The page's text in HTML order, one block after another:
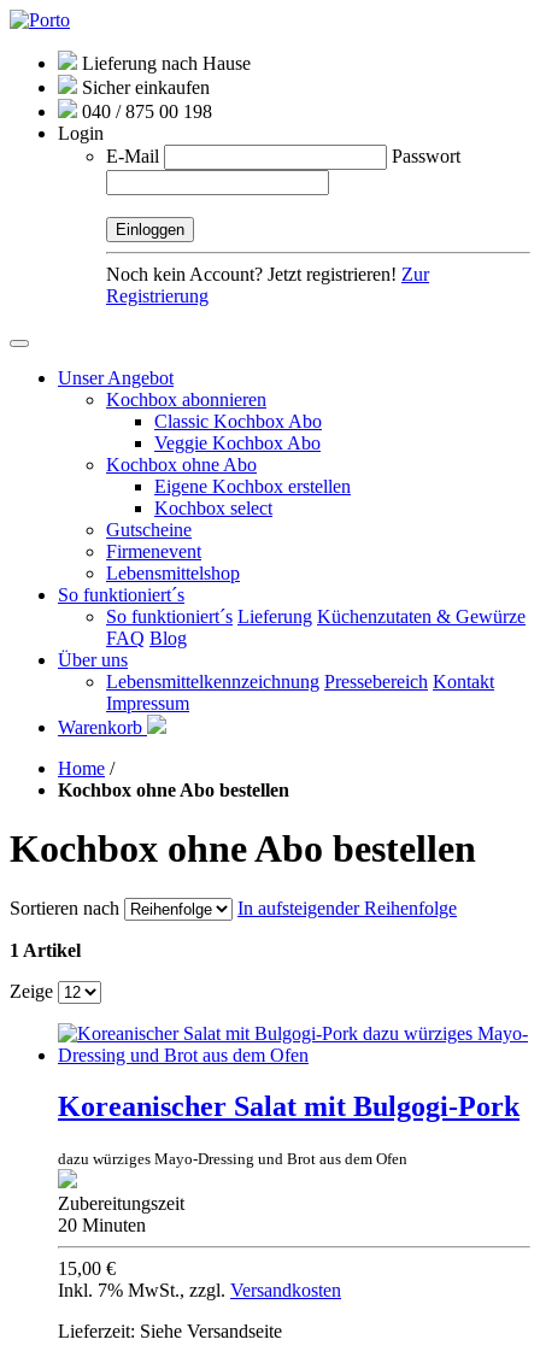
Lieferung nach Hause
Sicher einkaufen
040 / 875 00 198
Login
E-Mail
Passwort
Noch kein Account? Jetzt registrieren! Zur
Registrierung
Unser Angebot
Kochbox abonnieren
Classic Kochbox Abo
Veggie Kochbox Abo
Kochbox ohne Abo
Eigene Kochbox erstellen
Kochbox select
Gutscheine
Firmenevent
Lebensmittelshop
So funktioniert´s
So funktioniert´s Lieferung Küchenzutaten & Gewürze
FAQ Blog
Über uns
Lebensmittelkennzeichnung Pressebereich Kontakt
Impressum
Warenkorb
Home /
Kochbox ohne Abo bestellen
Kochbox ohne Abo bestellen
Sortieren nach In aufsteigender Reihenfolge
1 Artikel
Zeige
Koreanischer Salat mit Bulgogi-Pork
dazu würziges Mayo-Dressing und Brot aus dem Ofen
Zubereitungszeit
20 Minuten
15,00 €
Inkl. 7% MwSt., zzgl. Versandkosten
Lieferzeit: Siehe Versandseite